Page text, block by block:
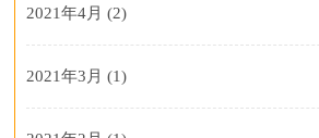
2021年4月 (2)
2021年3月 (1)